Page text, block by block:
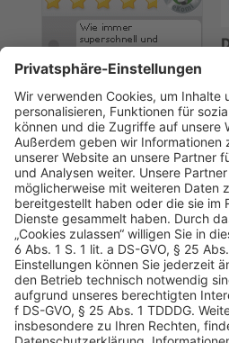
AGB Datenschutz
Sicherheitshinweis